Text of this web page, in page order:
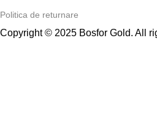
Politica de returnare
Copyright © 2025 Bosfor Gold. All